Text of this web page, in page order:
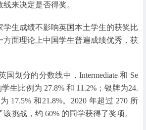
来决定是否得奖。
学生成绩不影响英国本土学生的获奖比
方面理论上中国学生普遍成绩优秀，获
国划分的分数线中，Intermediate 和 Se
生比例为 27.8% 和 11.2%；银牌为24.
17.5% 和21.8%。2020 年超过 270 所
挑战，约 60% 的同学获得了奖项。